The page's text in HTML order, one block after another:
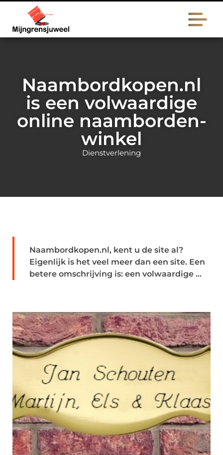
Naambordkopen.nl
is een volwaardige
online naamborden-
winkel
Dienstverlening
Naambordkopen.nl, kent u de site al?
Eigenlijk is het veel meer dan een site. Een
betere omschrijving is: een volwaardige ...